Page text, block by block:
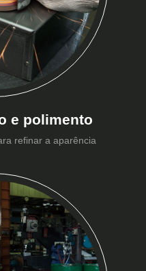
e polimento
refinar a aparência